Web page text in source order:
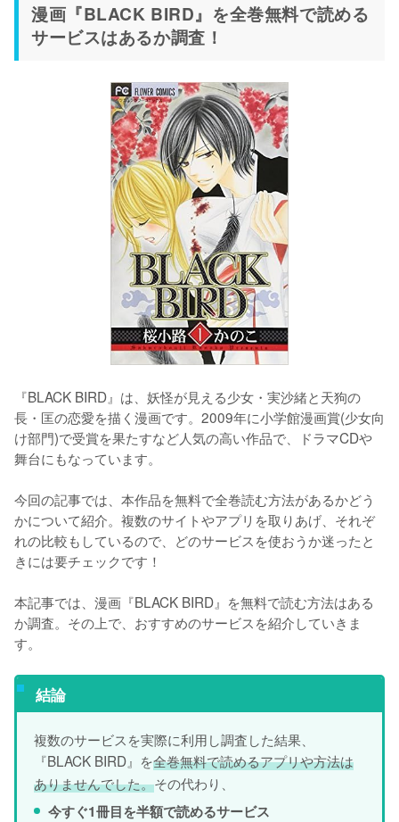
漫画『BLACK BIRD』を全巻無料で読める
サービスはあるか調査！
『BLACK BIRD』は、妖怪が見える少女・実沙緒と天狗の
長・匡の恋愛を描く漫画です。2009年に小学館漫画賞(少女向
け部門)で受賞を果たすなど人気の高い作品で、ドラマCDや
舞台にもなっています。
今回の記事では、本作品を無料で全巻読む方法があるかどう
かについて紹介。複数のサイトやアプリを取りあげ、それぞ
れの比較もしているので、どのサービスを使おうか迷ったと
きには要チェックです！
本記事では、漫画『BLACK BIRD』を無料で読む方法はある
か調査。その上で、おすすめのサービスを紹介していきま
す。
結論
複数のサービスを実際に利用し調査した結果、
『BLACK BIRD』を全巻無料で読めるアプリや方法は
ありませんでした。その代わり、
今すぐ1冊目を半額で読めるサービス